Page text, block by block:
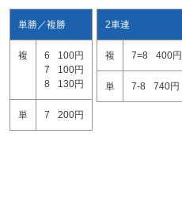
単勝／複勝
複 6
100円
7
100円
8
130円
単 7 200円
2車連
複 7=8 400円
単 7-8 740円